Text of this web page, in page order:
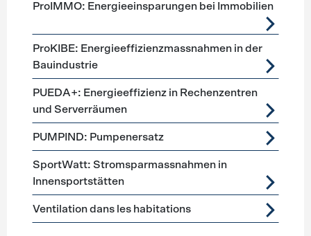
ProIMMO: Energieeinsparungen bei Immobilien
ProKIBE: Energieeffizienzmassnahmen in der
Bauindustrie
PUEDA+: Energieeffizienz in Rechenzentren
und Serverräumen
PUMPIND: Pumpenersatz
SportWatt: Stromsparmassnahmen in
Innensportstätten
Ventilation dans les habitations